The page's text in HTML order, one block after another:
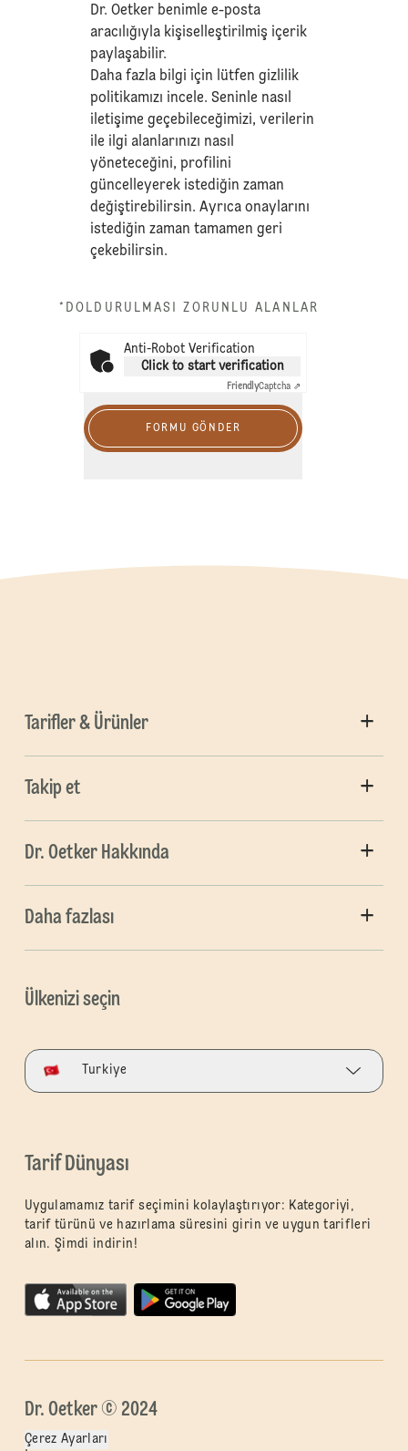
Dr. Oetker benimle e-posta
aracılığıyla kişiselleştirilmiş içerik
paylaşabilir.
Daha fazla bilgi için lütfengizlilik
politikamızı incele. Seninle nasıl
iletişime geçebileceğimizi, verilerin
ile ilgi alanlarınızı nasıl
yöneteceğini, profilini
güncelleyerek istediğin zaman
değiştirebilirsin. Ayrıca onaylarını
istediğin zaman tamamen geri
çekebilirsin.
*DOLDURULMASI ZORUNLU ALANLAR
Anti-Robot Verification
Click to start verification
FriendlyCaptcha ⇗
FORMU GÖNDER
Tarifler & Ürünler
Takip et
Dr. Oetker Hakkında
Daha fazlası
Ülkenizi seçin
Turkiye
Tarif Dünyası
Uygulamamız tarif seçimini kolaylaştırıyor: Kategoriyi,
tarif türünü ve hazırlama süresini girin ve uygun tarifleri
alın. Şimdi indirin!
Dr. Oetker © 2024
Çerez Ayarları